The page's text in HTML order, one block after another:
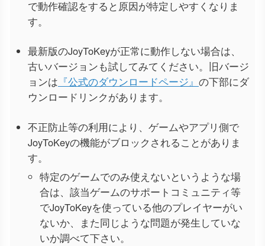
で動作確認をすると原因が特定しやすくなりま
す。
最新版のJoyToKeyが正常に動作しない場合は、
古いバージョンも試してみてください。旧バージ
ョンは 『公式のダウンロードページ』 の下部にダ
ウンロードリンクがあります。
不正防止等の利用により、ゲームやアプリ側で
JoyToKeyの機能がブロックされることがありま
す。
特定のゲームでのみ使えないというような場
合は、該当ゲームのサポートコミュニティ等
でJoyToKeyを使っている他のプレイヤーがい
ないか、また同じような問題が発生していな
いか調べて下さい。